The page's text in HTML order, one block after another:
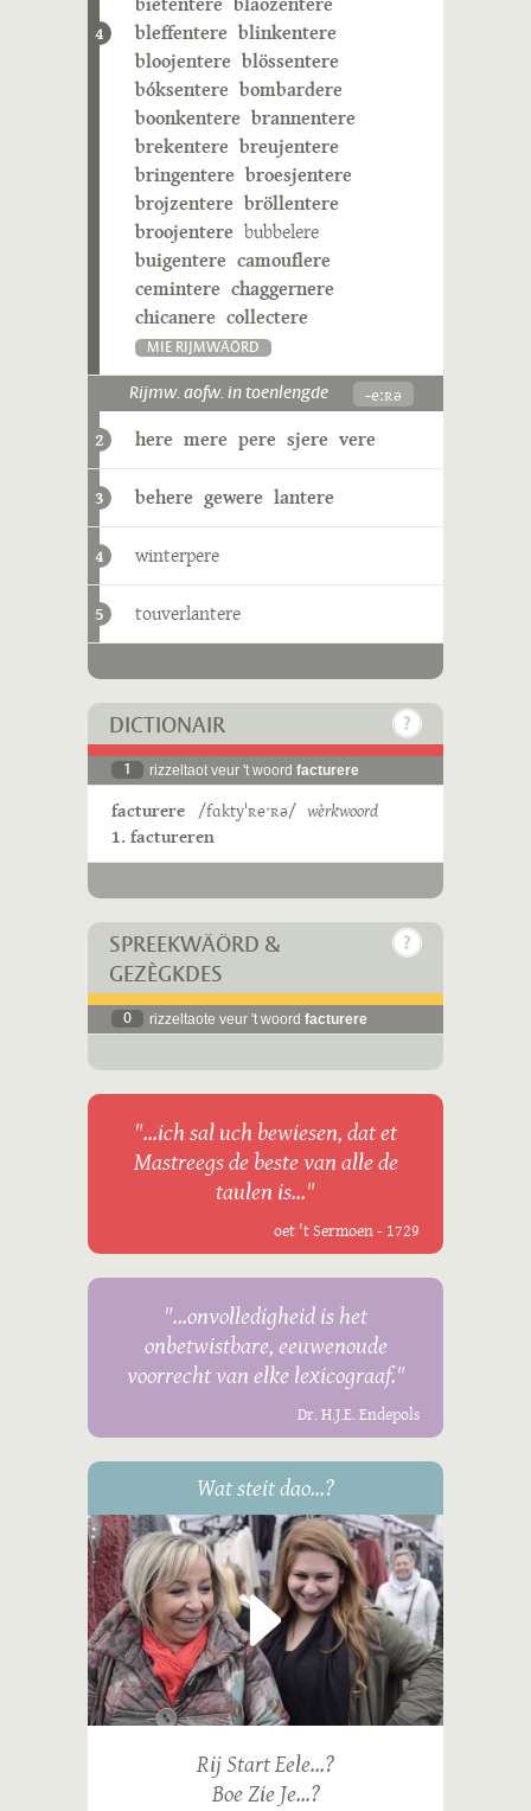
4
bleffentere blinkentere
bloojentere blössentere
bóksentere bombardere
boonkentere brannentere
brekentere breujentere
bringentere broesjentere
brojzentere bröllentere
broojentere bubbelere
buigentere camouflere
cemintere chaggernere
chicanere collectere
MIE RIJMWÄÖRD
Rijmw. aofw. in toenlengde -eːʀə
2 here mere pere sjere vere
3 behere gewere lantere
4 winterpere
5 touverlantere
DICTIONAIR
1 rizzeltaot veur 't woord facturere
facturere /fɑktyˈʀeˑʀə/ wèrkwoord
1. factureren
SPREEKWÄÖRD &
GEZÈGKDES
0 rizzeltaote veur 't woord facturere
"...ich sal uch bewiesen, dat et
Mastreegs de beste van alle de
taulen is..."
oet 't Sermoen - 1729
"...onvolledigheid is het
onbetwistbare, eeuwenoude
voorrecht van elke lexicograaf."
Dr. H.J.E. Endepols
Wat steit dao...?
Rij Start Eele...?
Boe Zie Je...?